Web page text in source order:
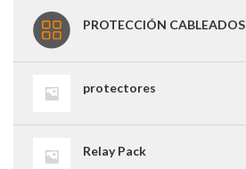
PROTECCIÓN CABLEADOS
protectores
Relay Pack